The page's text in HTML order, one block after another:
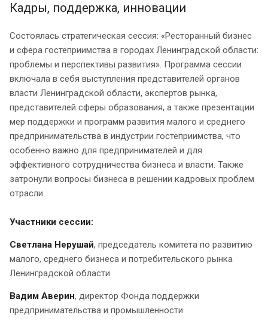
Кадры, поддержка, инновации
Состоялась стратегическая сессия: «Ресторанный бизнес
и сфера гостеприимства в городах Ленинградской области:
проблемы и перспективы развития». Программа сессии
включала в себя выступления представителей органов
власти Ленинградской области, экспертов рынка,
представителей сферы образования, а также презентации
мер поддержки и программ развития малого и среднего
предпринимательства в индустрии гостеприимства, что
особенно важно для предпринимателей и для
эффективного сотрудничества бизнеса и власти. Также
затронули вопросы бизнеса в решении кадровых проблем
отрасли.
Участники сессии:
Светлана Нерушай, председатель комитета по развитию
малого, среднего бизнеса и потребительского рынка
Ленинградской области
Вадим Аверин, директор Фонда поддержки
предпринимательства и промышленности